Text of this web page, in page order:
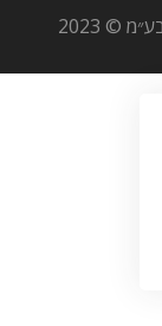
© 2023